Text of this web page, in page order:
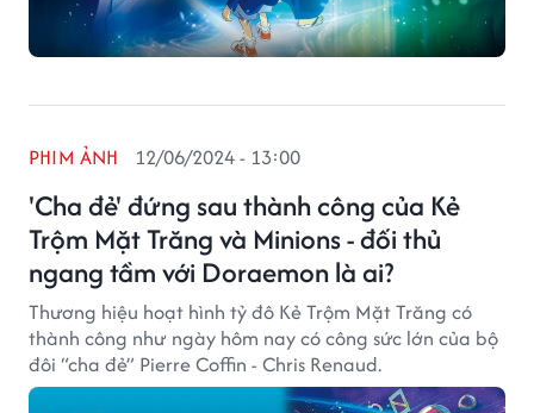
'Cha đẻ' đứng sau thành công của Kẻ
Trộm Mặt Trăng và Minions - đối thủ
ngang tầm với Doraemon là ai?
PHIM ẢNH 12/06/2024 - 13:00
Thương hiệu hoạt hình tỷ đô Kẻ Trộm Mặt Trăng có
thành công như ngày hôm nay có công sức lớn của bộ
đôi “cha đẻ” Pierre Coffin - Chris Renaud.